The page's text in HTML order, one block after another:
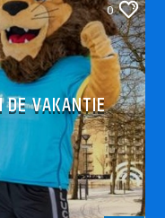
0
DE VAKANTIE